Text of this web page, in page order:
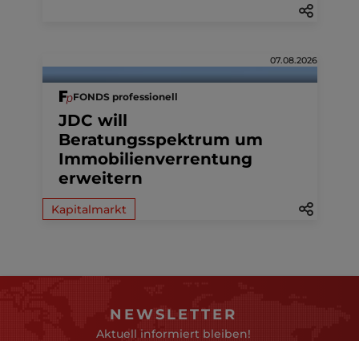
07.08.2026
FONDS professionell
JDC will
Beratungsspektrum um
Immobilienverrentung
erweitern
Kapitalmarkt
NEWSLETTER
Aktuell informiert bleiben!